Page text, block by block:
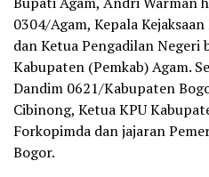
0304/Agam, Kepala
dan Ketua Pengadilan
Kabupaten (Pemkab) Agam.
Dandim 0621/Kabupaten
Cibinong, Ketua KPU
Forkopimda dan jajaran
Bogor.